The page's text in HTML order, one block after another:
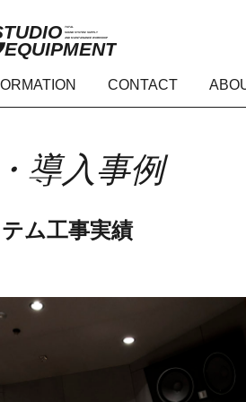
TOTAL
SOUND SYSTEM SUPPLY
AND MAINTAINANCE WORKSHOP
EQUIPMENT
CONTACT
導入事例
ム工事実績